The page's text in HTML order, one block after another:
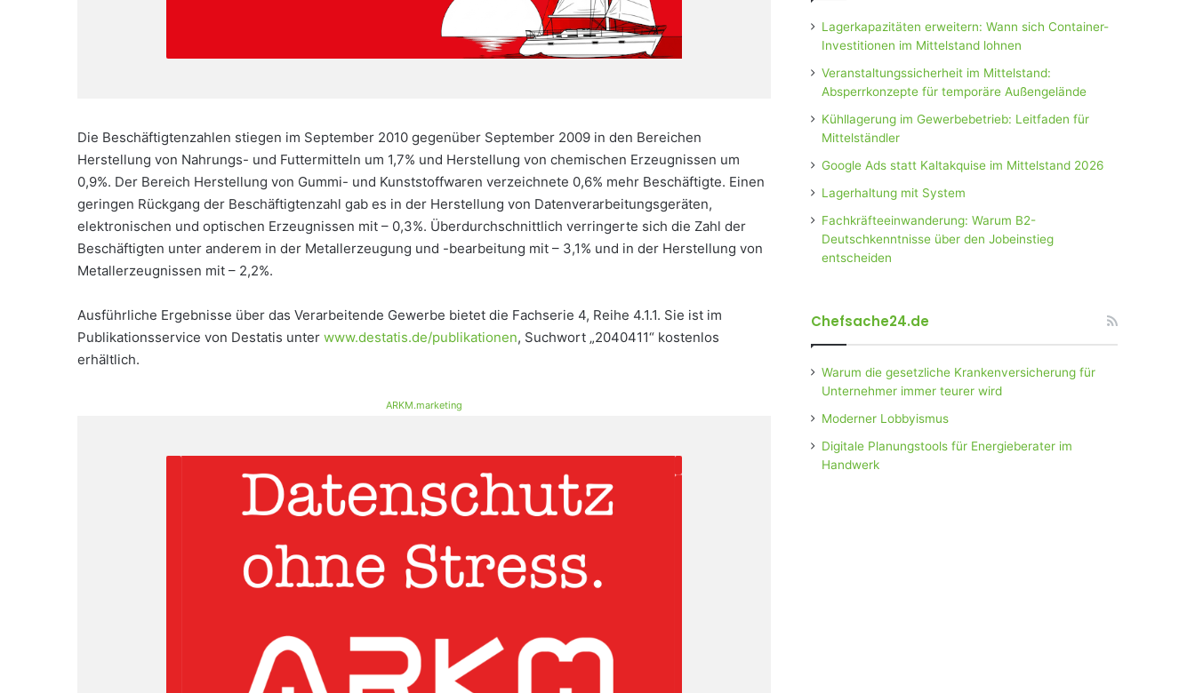
Die Beschäftigtenzahlen stiegen im September 2010 gegenüber September 2009 in den Bereichen
Herstellung von Nahrungs- und Futtermitteln um 1,7% und Herstellung von chemischen Erzeugnissen um
0,9%. Der Bereich Herstellung von Gummi- und Kunststoffwaren verzeichnete 0,6% mehr Beschäftigte. Einen
geringen Rückgang der Beschäftigtenzahl gab es in der Herstellung von Datenverarbeitungsgeräten,
elektronischen und optischen Erzeugnissen mit – 0,3%. Überdurchschnittlich verringerte sich die Zahl der
Beschäftigten unter anderem in der Metallerzeugung und -bearbeitung mit – 3,1% und in der Herstellung von
Metallerzeugnissen mit – 2,2%.
Ausführliche Ergebnisse über das Verarbeitende Gewerbe bietet die Fachserie 4, Reihe 4.1.1. Sie ist im
Publikationsservice von Destatis unter www.destatis.de/publikationen, Suchwort „2040411“ kostenlos
erhältlich.
ARKM.marketing
Lagerkapazitäten erweitern: Wann sich Container-
Investitionen im Mittelstand lohnen
Veranstaltungssicherheit im Mittelstand:
Absperrkonzepte für temporäre Außengelände
Kühllagerung im Gewerbebetrieb: Leitfaden für
Mittelständler
Google Ads statt Kaltakquise im Mittelstand 2026
Lagerhaltung mit System
Fachkräfteeinwanderung: Warum B2-
Deutschkenntnisse über den Jobeinstieg
entscheiden
Chefsache24.de
Warum die gesetzliche Krankenversicherung für
Unternehmer immer teurer wird
Moderner Lobbyismus
Digitale Planungstools für Energieberater im
Handwerk